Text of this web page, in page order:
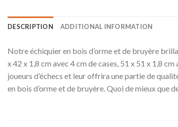
DESCRIPTION ADDITIONAL INFORMATION
Notre échiquier en bois d’orme et de bruyère
x 42 x 1,8 cm avec 4 cm de cases, 51 x 51 x 1,8
joueurs d’échecs et leur offrira une partie de
en bois d’orme et de bruyère. Quoi de mieux que